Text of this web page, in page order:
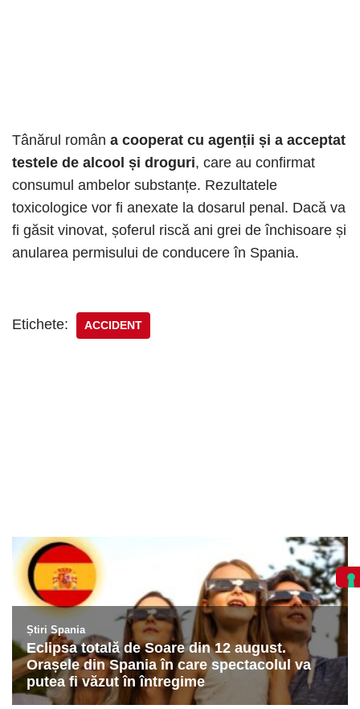
Tânărul român a cooperat cu agenții și a acceptat
testele de alcool și droguri, care au confirmat
consumul ambelor substanțe. Rezultatele
toxicologice vor fi anexate la dosarul penal. Dacă va
fi găsit vinovat, șoferul riscă ani grei de închisoare și
anularea permisului de conducere în Spania.
Etichete: ACCIDENT